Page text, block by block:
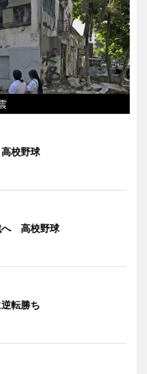
校野球
へ 高校野球
転勝ち